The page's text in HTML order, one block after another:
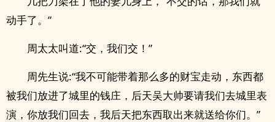
动手了。”
周太太叫道:“交，我们交！”
周先生说:“我不可能带着那么多的财宝走动，东西都
被我们放进了城里的钱庄，后天吴大帅要请我们去城里表
演，你放我们回去，我后天把东西取出来就送给你们。”